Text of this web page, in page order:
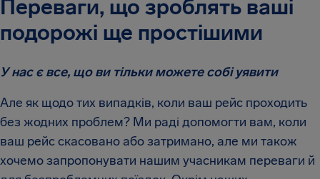
Переваги, що зроблять ваші
подорожі ще простішими
У нас є все, що ви тільки можете собі уявити
Але як щодо тих випадків, коли ваш рейс проходить
без жодних проблем? Ми раді допомогти вам, коли
ваш рейс скасовано або затримано, але ми також
хочемо запропонувати нашим учасникам переваги й